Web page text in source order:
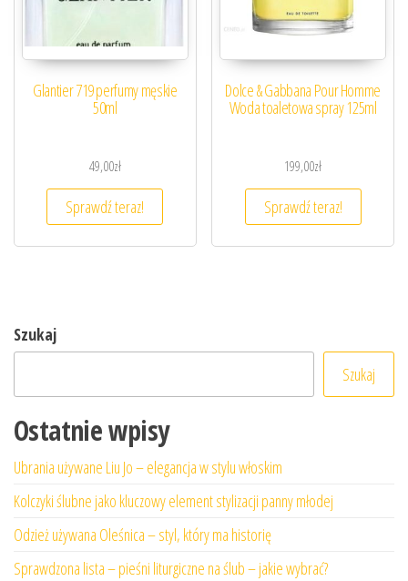
Glantier 719 perfumy męskie
50ml
49,00zł
Sprawdź teraz!
Dolce & Gabbana Pour Homme
Woda toaletowa spray 125ml
199,00zł
Sprawdź teraz!
Szukaj
Szukaj
Ostatnie wpisy
Ubrania używane Liu Jo – elegancja w stylu włoskim
Kolczyki ślubne jako kluczowy element stylizacji panny młodej
Odzież używana Oleśnica – styl, który ma historię
Sprawdzona lista – pieśni liturgiczne na ślub – jakie wybrać?